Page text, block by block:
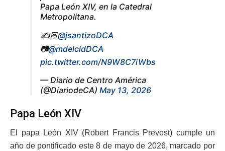
Papa León XIV, en la Catedral
Metropolitana.
✍️🏻@jsantizoDCA
📷@mdelcidDCA
pic.twitter.com/N9W8C7iWbs
— Diario de Centro América
(@DiariodeCA) May 13, 2026
Papa León XIV
El papa León XIV (Robert Francis Prevost) cumple un
año de pontificado este 8 de mayo de 2026, marcado por